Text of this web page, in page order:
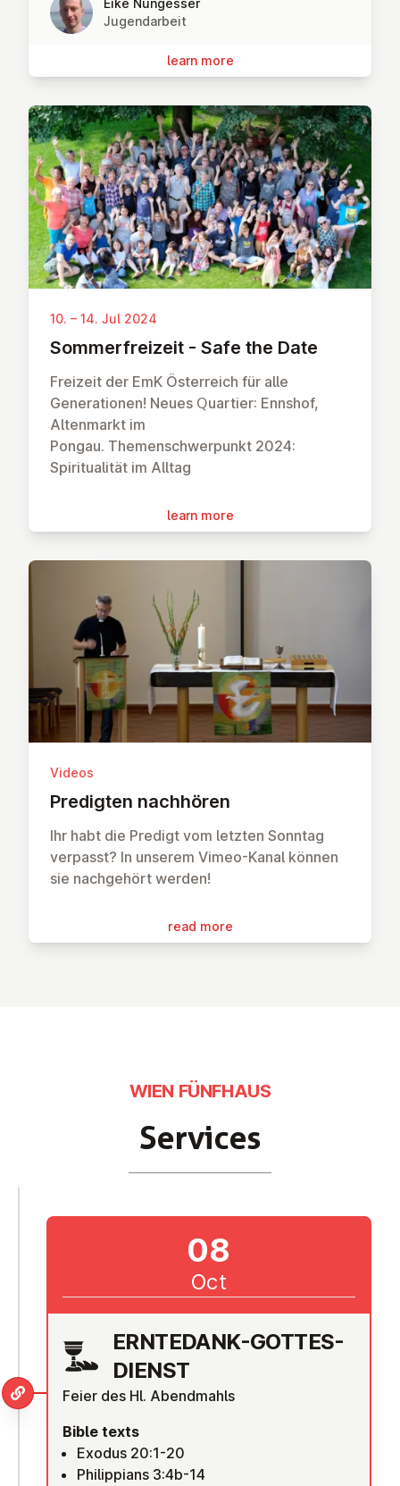
Jugendarbeit
learn more
10. – 14. Jul 2024
Som­mer­freizeit - Safe the Date
Freizeit der EmK Österreich für alle
Generationen! Neues Quartier: Ennshof,
Altenmarkt im
Pongau. Themenschwerpunkt 2024:
Spiritualität im Alltag
learn more
Videos
Predigten nachhören
Ihr habt die Predigt vom letzten Sonntag
verpasst? In unserem Vimeo-Kanal können
sie nachgehört werden!
read more
Services
WIEN FÜNFHAUS
ERNTEDANK-GOTTES­
DI­ENST
Feier des Hl. Abendmahls
Bible texts
Exodus 20:1-20
Philippians 3:4b-14
08
Oct